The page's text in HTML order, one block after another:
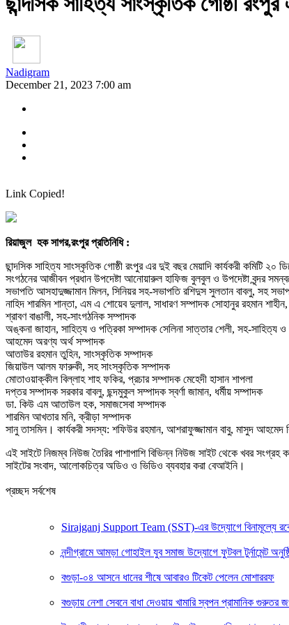
Nadigram
December 21, 2023 7:00 am
Link Copied!
রিয়াজুল হক সাগর,রংপুর প্রতিনিধি :
ছান্দসিক সাহিত্য সাংস্কৃতিক গোষ্ঠী রংপুর এর দুই বছর মেয়াদি কার্যকরী কমিটি ২০
সংগঠনের আজীবন প্রধান উপদেষ্টা আনোয়ারুল হাফিজ বুলবুল ও উপদেষ্টা বৃন্দর
সভাপতি আসহাদুজ্জামান মিলন, সিনিয়র সহ-সভাপতি রশিদুস সুলতান বাবলু, সহ
নাহিদ শারমিন শান্তা, এম এ শোয়েব দুলাল, সাধারণ সম্পাদক সোহানুর রহমান
শ্রাবণ বাঙালী, সহ-সাংগঠনিক সম্পাদক
অঙ্কনা জাহান, সাহিত্য ও পত্রিকা সম্পাদক সেলিনা সাত্তার শেলী, সহ-সাহিত্য
আহমেদ অরণ্য অর্থ সম্পাদক
আতাউর রহমান তুহিন, সাংস্কৃতিক সম্পাদক
জিয়াউল আলম ফারুকী, সহ সাংস্কৃতিক সম্পাদক
মোতাওয়াক্কীল বিল্লাহ শাহ ফকির, প্রচার সম্পাদক মেহেদী হাসান শাপলা
দপ্তর সম্পাদক সরকার বাবলু, ছন্দমুকুল সম্পাদক স্বর্ণা জামান, ধর্মীয় সম্পাদক
ডা. কিউ এম আতাউল হক, সমাজসেবা সম্পাদক
শারমিন আখতার মনি, ক্রীড়া সম্পাদক
সানু তাসমিন। কার্যকরী সদস্য: শফিউর রহমান, আশরাফুজ্জামান বাবু, মাসুদ
এই সাইটে নিজম্ব নিউজ তৈরির পাশাপাশি বিভিন্ন নিউজ সাইট থেকে খবর
সাইটের সংবাদ, আলোকচিত্র অডিও ও ভিডিও ব্যবহার করা বেআইনি।
প্রচ্ছদ সর্বশেষ
Sirajganj Support Team (SST)-এর উদ্যোগে বিনামূল্যে
নন্দীগ্রামে আমড়া গোহাইল যুব সমাজ উদ্যোগে ফুটবল টুর্নামেন্ট
বগুড়া-০৪ আসনে ধানের শীষে আবারও টিকেট পেলেন মোশাররফ
বগুড়ায় নেশা সেবনে বাধা দেওয়ায় খামারি স্বপন প্রামানিক গুরুতর